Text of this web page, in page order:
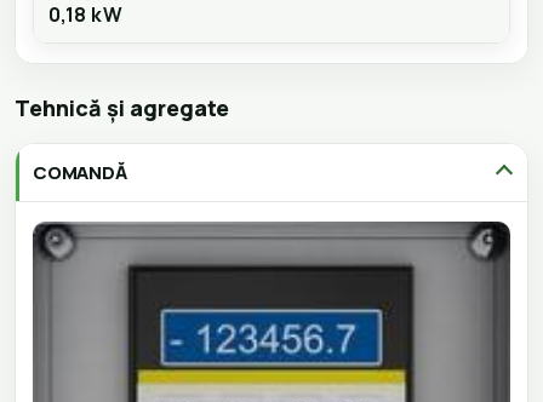
0,18 kW
Tehnică și agregate
COMANDĂ